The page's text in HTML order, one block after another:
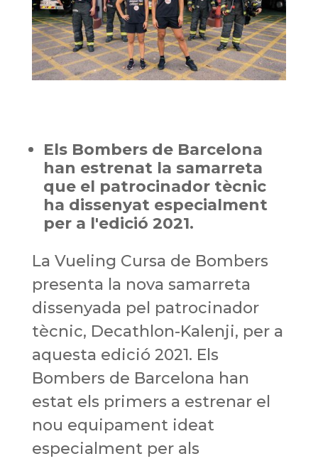
Els Bombers de Barcelona
han estrenat la samarreta
que el patrocinador tècnic
ha dissenyat especialment
per a l'edició 2021.
La Vueling Cursa de Bombers
presenta la nova samarreta
dissenyada pel patrocinador
tècnic, Decathlon-Kalenji, per a
aquesta edició 2021. Els
Bombers de Barcelona han
estat els primers a estrenar el
nou equipament ideat
especialment per als